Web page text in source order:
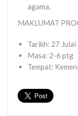
agama.
MAKLUMAT
Tarikh: 27
Masa: 2-6 ptg
Tempat: